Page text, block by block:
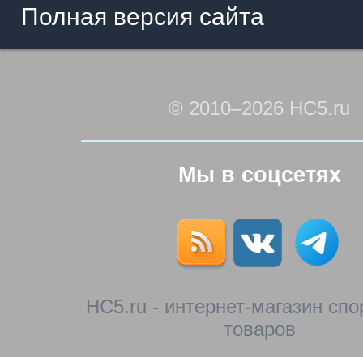
Полная версия сайта
© 2010–2026 HC5.ru
Мы в соцсетях
HC5.ru - интернет-магазин
товаров